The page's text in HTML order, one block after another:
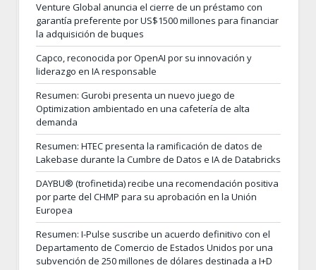
Venture Global anuncia el cierre de un préstamo con
garantía preferente por US$1500 millones para financiar
la adquisición de buques
Capco, reconocida por OpenAI por su innovación y
liderazgo en IA responsable
Resumen: Gurobi presenta un nuevo juego de
Optimization ambientado en una cafetería de alta
demanda
Resumen: HTEC presenta la ramificación de datos de
Lakebase durante la Cumbre de Datos e IA de Databricks
DAYBU® (trofinetida) recibe una recomendación positiva
por parte del CHMP para su aprobación en la Unión
Europea
Resumen: I-Pulse suscribe un acuerdo definitivo con el
Departamento de Comercio de Estados Unidos por una
subvención de 250 millones de dólares destinada a I+D